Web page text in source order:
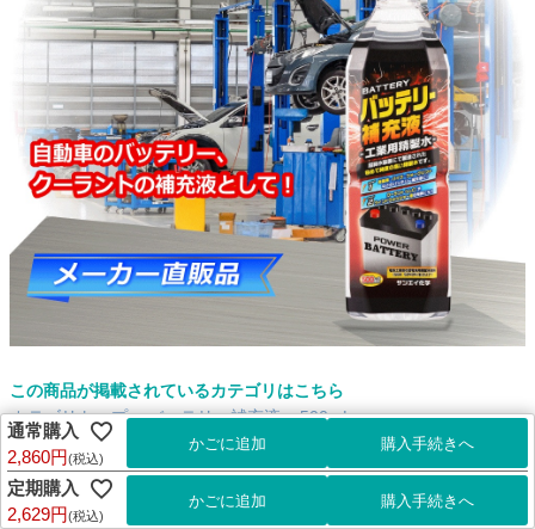
通常購入
2,860円(税込)
定期購入
2,629円(税込)
この商品が掲載されているカテゴリはこちら
カテゴリトップ>バッテリー補充液>500mL
サンエイ化学 バッテリー補充液 500mL×12本 の特長と主な用途
【メーカー直販のバッテリー補充液】逆浸透膜とイオン交換樹脂で、限り